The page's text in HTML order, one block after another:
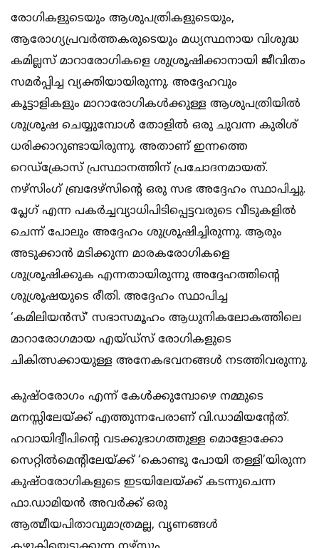
രോഗികളുടെയും ആശുപത്രികളുടെയും,
ആരോഗ്യപ്രവര്‍ത്തകരുടെയും മധ്യസ്ഥനായ വിശുദ്ധ
കമില്ലസ് മാറാരോഗികളെ ശുശ്രൂഷിക്കാനായി ജീവിതം
സമര്‍പ്പിച്ച വ്യക്തിയായിരുന്നു. അദ്ദേഹവും
കൂട്ടാളികളും മാറാരോഗികള്‍ക്കുള്ള ആശുപത്രിയില്‍
ശുശ്രൂഷ ചെയ്യുമ്പോള്‍ തോളില്‍ ഒരു ചുവന്ന കുരിശ്
ധരിക്കാറുണ്ടായിരുന്നു. അതാണ് ഇന്നത്തെ
റെഡ്‌ക്രോസ് പ്രസ്ഥാനത്തിന് പ്രചോദനമായത്.
നഴ്‌സിംഗ് ബ്രദേഴ്‌സിൻ്റെ ഒരു സഭ അദ്ദേഹം സ്ഥാപിച്ചു.
പ്ലേഗ് എന്ന പകര്‍ച്ചവ്യാധിപിടിപ്പെട്ടവരുടെ വീടുകളില്‍
ചെന്ന് പോലും അദ്ദേഹം ശുശ്രൂഷിച്ചിരുന്നു. ആരും
അടുക്കാന്‍ മടിക്കുന്ന മാരകരോഗികളെ
ശുശ്രൂഷിക്കുക എന്നതായിരുന്നു അദ്ദേഹത്തിൻ്റെ
ശുശ്രൂഷയുടെ രീതി. അദ്ദേഹം സ്ഥാപിച്ച
‘കമിലിയന്‍സ്’ സഭാസമൂഹം ആധുനികലോകത്തിലെ
മാറാരോഗമായ എയ്ഡ്‌സ് രോഗികളുടെ
ചികിത്സക്കായുള്ള അനേകഭവനങ്ങള്‍ നടത്തിവരുന്നു.
കുഷ്ഠരോഗം എന്ന് കേള്‍ക്കുമ്പോഴെ നമ്മുടെ
മനസ്സിലേയ്ക്ക് എത്തുന്നപേരാണ് വി.ഡാമിയൻ്റേത്.
ഹവായിദ്വീപിൻ്റെ വടക്കുഭാഗത്തുള്ള മൊളോക്കോ
സെറ്റില്‍മെൻ്റിലേയ്ക്ക് ‘കൊണ്ടു പോയി തള്ളി’യിരുന്ന
കുഷ്ഠരോഗികളുടെ ഇടയിലേയ്ക്ക് കടന്നുചെന്ന
ഫാ.ഡാമിയന്‍ അവര്‍ക്ക് ഒരു
ആത്മീയപിതാവുമാത്രമല്ല, വൃണങ്ങള്‍